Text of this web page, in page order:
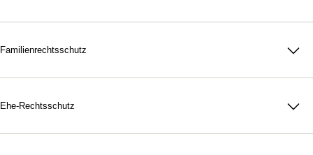
Verkehrsrechtsschutz dafür, dass Sie zu Ihrem Recht kommen.
Jetzt konfigurieren Beraten lassen
Familienrechtsschutz
dem Leben gelassen gegenüber. Denn durch unsere flexiblen
ausfallen soll.
Ehe-Rechtsschutz